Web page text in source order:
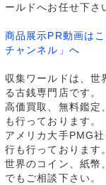
ールドへお任せ下さ
商品展示PR動画は
チャンネル」へ
収集ワールドは、世
る古銭専門店です。
高価買取、無料鑑定
も行っております。
アメリカ大手PMG
行も行っております。
世界のコイン、紙幣
でもご相談下さい。